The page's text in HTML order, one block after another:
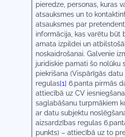
pieredze, personas, kuras
atsauksmes un to
atsauksmes par
informācija, kas varētu būt
amata izpildei un
noskaidrošanai. Galvenie
juridiskie pamati šo nolūku
piekrišana (Vispārīgās
regulas[1] 6.panta pirmās
attiecībā uz CV
saglabāšanu turpmākiem
ar datu subjektu
aizsardzības regulas
punkts) – attiecībā uz to